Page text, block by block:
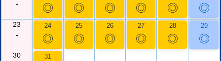
-
◎ ◎ ◎ ◎ ◎ ◎
23
-
24
◎
25
◎
26
◎
27
◎
28
◎
29
◎
30
31